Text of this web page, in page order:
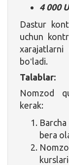
4 000
Dastur
uchun
xarajatlarni
boʻladi.
Talablar:
Nomzod
kerak:
bera